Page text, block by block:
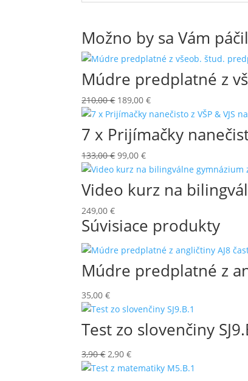
Možno by sa Vám
Múdre predplatné z
210,00€ Pôvodná
cena
bola:
210,00 €.
189,00€Aktuálna
cena
189,00 €.
7 x Prijímačky
133,00€Pôvodná
cena
bola:
133,00 €.
99,00€Aktuálna
cena
99,00 €.
Video kurz na
249,00€
Súvisiace produkty
Múdre predplatné z
35,00€
Test zo slovenčiny
3,90€ Pôvodná
cena
2,90€Aktuálna
cena